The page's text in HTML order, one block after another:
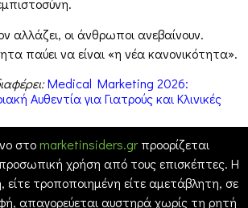
αλλάζει, οι άνθρωποι ανεβαίνουν.
παύει να είναι «η νέα κανονικότητα».
Medical Marketing 2026:
Αυθεντία για Γιατρούς και Κλινικές
στοmarketinsiders.grπροορίζεται
χρήση από τους επισκέπτες. Η
είτε τροποποιημένη είτε αμετάβλητη, σε
απαγορεύεται αυστηρά χωρίς τη ρητή